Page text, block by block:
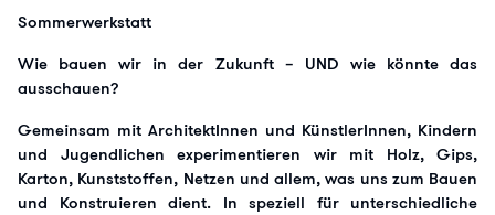
Sommerwerkstatt
Wie bauen wir in der Zukunft – UND wie könnte das
ausschauen?
Gemeinsam mit ArchitektInnen und KünstlerInnen, Kindern
und Jugendlichen experimentieren wir mit Holz, Gips,
Karton, Kunststoffen, Netzen und allem, was uns zum Bauen
und Konstruieren dient. In speziell für unterschiedliche